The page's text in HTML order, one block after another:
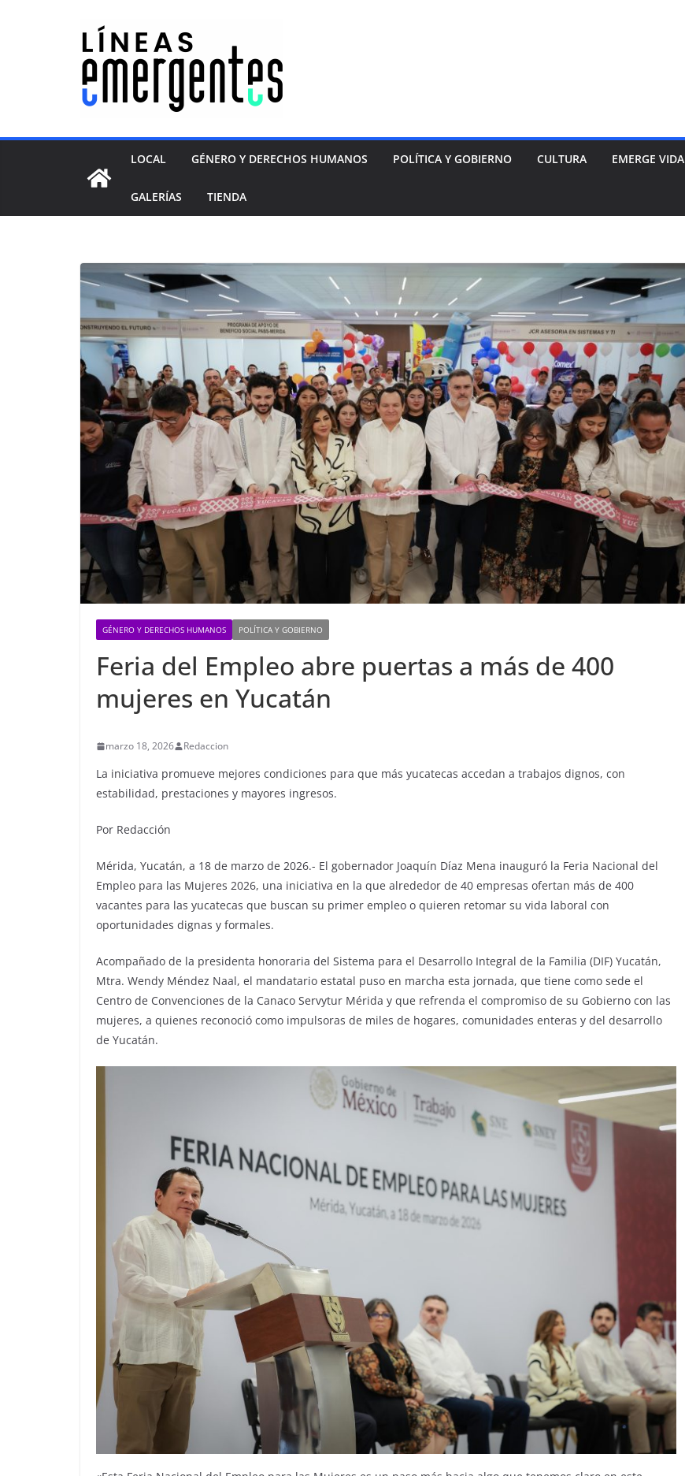
LOCAL GÉNERO Y DERECHOS HUMANOS POLÍTICA Y GOBIERNO CULTURA EMERGE VIDA
GALERÍAS TIENDA
GÉNERO Y DERECHOS HUMANOS POLÍTICA Y GOBIERNO
Feria del Empleo abre puertas a más de 400
mujeres en Yucatán
marzo 18, 2026 Redaccion
La iniciativa promueve mejores condiciones para que más yucatecas accedan a trabajos dignos, con
estabilidad, prestaciones y mayores ingresos.
Por Redacción
Mérida, Yucatán, a 18 de marzo de 2026.- El gobernador Joaquín Díaz Mena inauguró la Feria Nacional del
Empleo para las Mujeres 2026, una iniciativa en la que alrededor de 40 empresas ofertan más de 400
vacantes para las yucatecas que buscan su primer empleo o quieren retomar su vida laboral con
oportunidades dignas y formales.
Acompañado de la presidenta honoraria del Sistema para el Desarrollo Integral de la Familia (DIF) Yucatán,
Mtra. Wendy Méndez Naal, el mandatario estatal puso en marcha esta jornada, que tiene como sede el
Centro de Convenciones de la Canaco Servytur Mérida y que refrenda el compromiso de su Gobierno con las
mujeres, a quienes reconoció como impulsoras de miles de hogares, comunidades enteras y del desarrollo
de Yucatán.